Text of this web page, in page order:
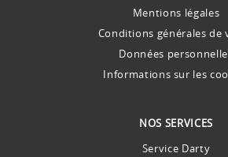
Mentions légales
Conditions générales de
Données
Informations sur les
NOS SERVICES
Service Darty